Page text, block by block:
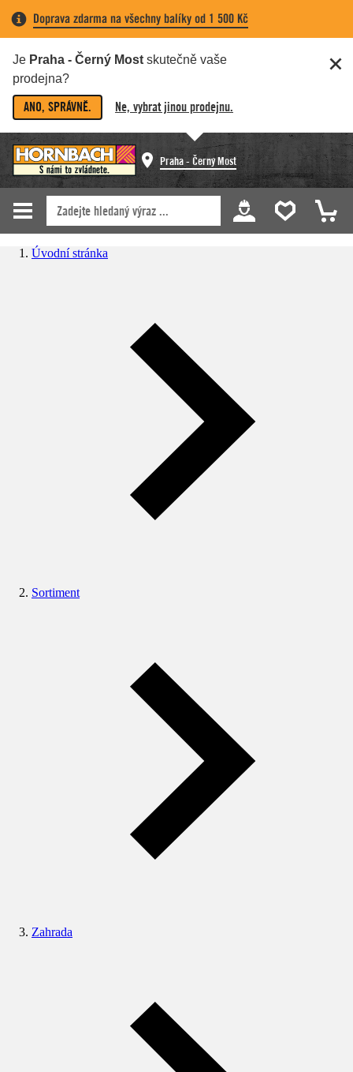
Doprava zdarma na všechny balíky od 1 500 Kč
Je Praha - Černý Most skutečně vaše
prodejna?
ANO, SPRÁVNĚ. Ne, vybrat jinou prodejnu.
Praha - Černý Most
Úvodní stránka
Sortiment
Zahrada